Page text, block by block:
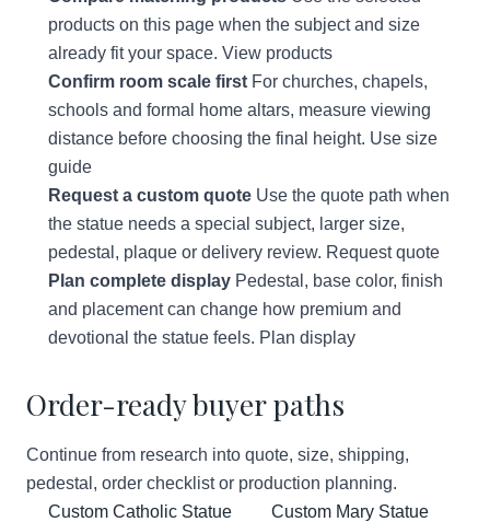
products on this page when the subject and size
already fit your space. View products
Confirm room scale first For churches, chapels,
schools and formal home altars, measure viewing
distance before choosing the final height. Use size
guide
Request a custom quote Use the quote path when
the statue needs a special subject, larger size,
pedestal, plaque or delivery review. Request quote
Plan complete display Pedestal, base color, finish
and placement can change how premium and
devotional the statue feels. Plan display
Order-ready buyer paths
Continue from research into quote, size, shipping,
pedestal, order checklist or production planning.
Custom Catholic Statue
Custom Mary Statue